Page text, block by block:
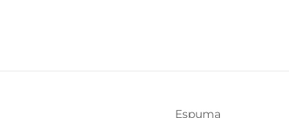
Espuma